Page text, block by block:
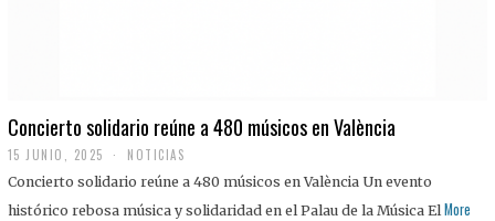
Concierto solidario reúne a 480 músicos en València
15 JUNIO, 2025 NOTICIAS
Concierto solidario reúne a 480 músicos en València Un evento
histórico rebosa música y solidaridad en el Palau de la Música El More